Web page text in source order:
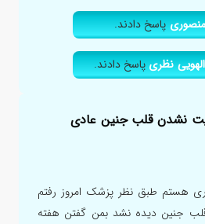
منصوریپاسخ دادند.
نظریپاسخ دادند.
نشدن قلب جنین عادی
هستم طبق نظر پزشک امروز رفتم
قلب جنین دیده نشد بمن گفتن هفته